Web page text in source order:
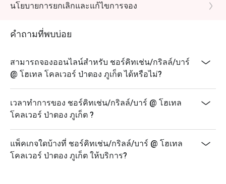
หมายเหตุ :
* ราคาทั้งหมดเป็นเงินบาทและยังไม่รวมภาษีมูลค่าเพิ่ม
นโยบายการยกเลิกและแก้ไขการจอง
คำถามที่พบบ่อย
สามารถจองออนไลน์สำหรับ ชอร์คิทเช่น/กริลล์/บาร์
@ โฮเทล โคลเวอร์ ป่าตอง ภูเก็ต ได้หรือไม่?
เวลาทำการของ ชอร์คิทเช่น/กริลล์/บาร์ @ โฮเทล
โคลเวอร์ ป่าตอง ภูเก็ต ?
แพ็คเกจใดบ้างที่ ชอร์คิทเช่น/กริลล์/บาร์ @ โฮเทล
โคลเวอร์ ป่าตอง ภูเก็ต ให้บริการ?